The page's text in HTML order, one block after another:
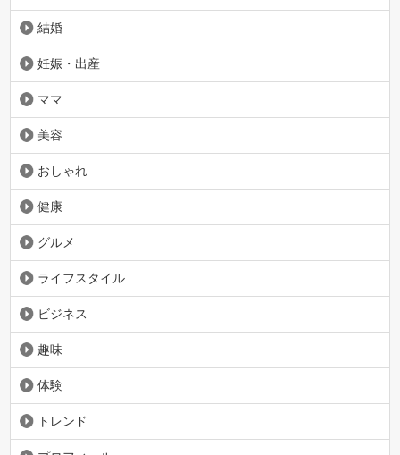
結婚
妊娠・出産
ママ
美容
おしゃれ
健康
グルメ
ライフスタイル
ビジネス
趣味
体験
トレンド